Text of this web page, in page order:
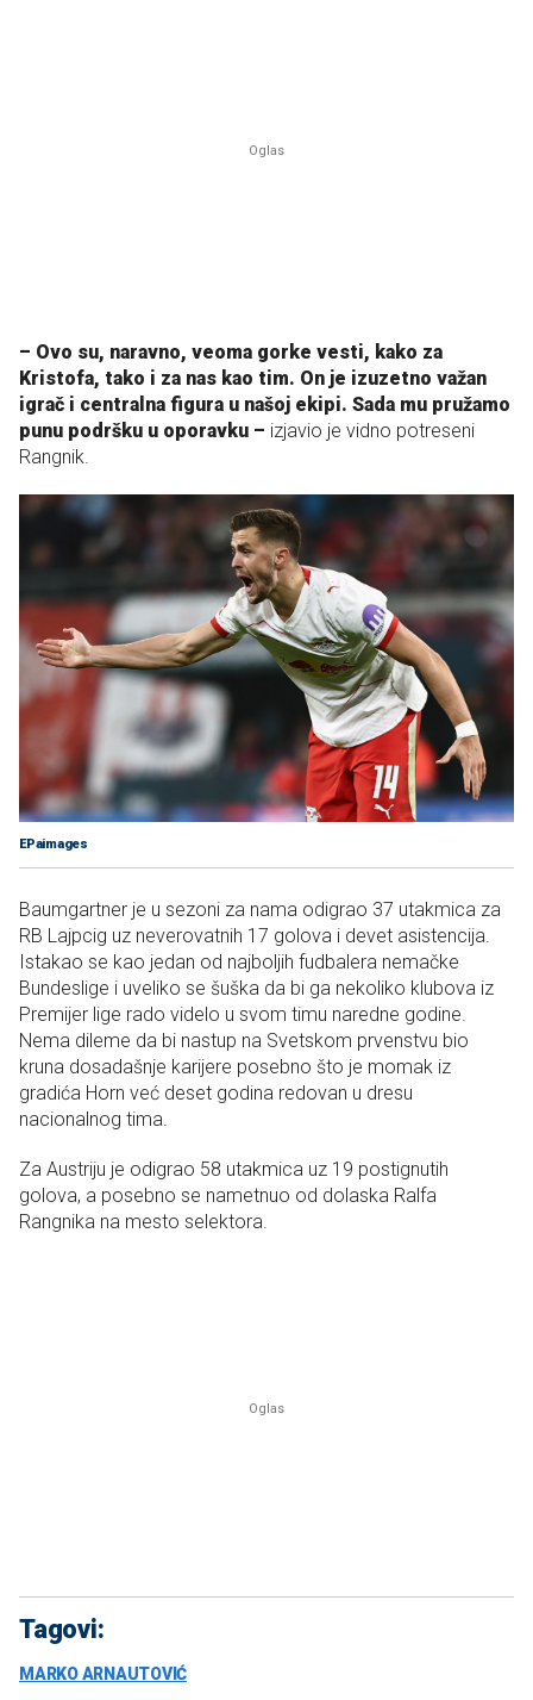
– Ovo su, naravno, veoma gorke vesti, kako za
Kristofa, tako i za nas kao tim. On je izuzetno važan
igrač i centralna figura u našoj ekipi. Sada mu pružamo
punu podršku u oporavku – izjavio je vidno potreseni
Rangnik.
EPaimages
Baumgartner je u sezoni za nama odigrao 37 utakmica za
RB Lajpcig uz neverovatnih 17 golova i devet asistencija.
Istakao se kao jedan od najboljih fudbalera nemačke
Bundeslige i uveliko se šuška da bi ga nekoliko klubova iz
Premijer lige rado videlo u svom timu naredne godine.
Nema dileme da bi nastup na Svetskom prvenstvu bio
kruna dosadašnje karijere posebno što je momak iz
gradića Horn već deset godina redovan u dresu
nacionalnog tima.
Za Austriju je odigrao 58 utakmica uz 19 postignutih
golova, a posebno se nametnuo od dolaska Ralfa
Rangnika na mesto selektora.
Tagovi:
MARKO ARNAUTOVIĆ